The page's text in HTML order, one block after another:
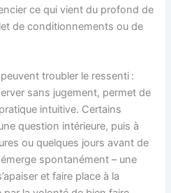
ce qui vient du profond de
de conditionnements ou de
troubler le ressenti :
sans jugement, permet de
intuitive. Certains
question intérieure, puis à
ou quelques jours avant de
spontanément – une
et faire place à la